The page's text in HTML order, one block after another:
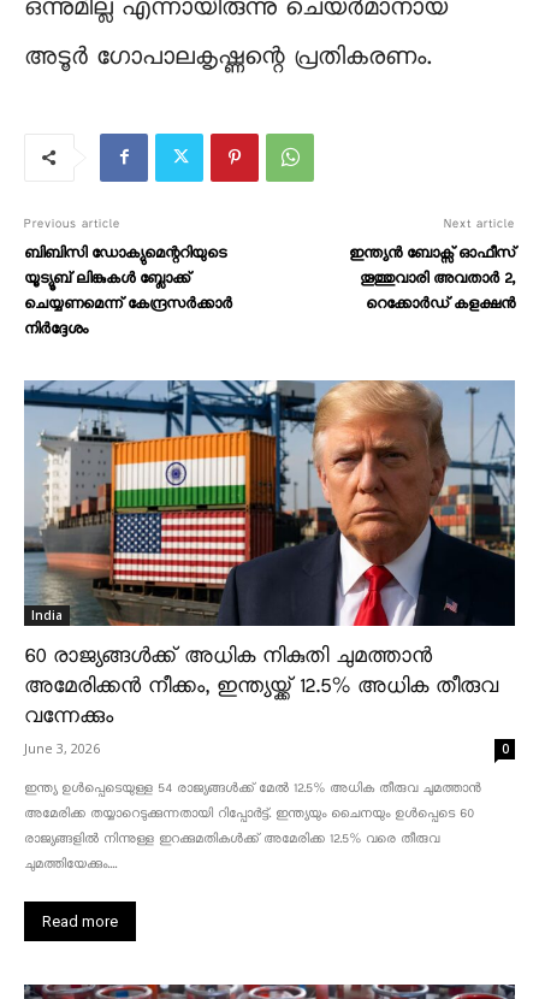
ഒന്നുമില്ല എന്നായിരുന്നു ചെയർമാനായ
അടൂർ ഗോപാലകൃഷ്ണന്റെ പ്രതികരണം.
Previous article
ബിബിസി ഡോക്യുമെന്ററിയുടെ
യൂട്യൂബ് ലിങ്കുകള്‍ ബ്ലോക്ക്
ചെയ്യണമെന്ന് കേന്ദ്രസര്‍ക്കാര്‍
നിർദ്ദേശം
Next article
ഇന്ത്യൻ ബോക്സ് ഓഫീസ്
തൂത്തുവാരി അവതാർ 2,
റെക്കോർഡ് കളക്ഷൻ
India
60 രാജ്യങ്ങൾക്ക് അധിക നികുതി ചുമത്താൻ
അമേരിക്കൻ നീക്കം, ഇന്ത്യയ്ക്ക് 12.5% അധിക തീരുവ
വന്നേക്കും
June 3, 2026 0
ഇന്ത്യ ഉൾപ്പെടെയുള്ള 54 രാജ്യങ്ങൾക്ക് മേൽ 12.5% അധിക തീരുവ ചുമത്താൻ
അമേരിക്ക തയ്യാറെടുക്കുന്നതായി റിപ്പോർട്ട്. ഇന്ത്യയും ചൈനയും ഉൾപ്പെടെ 60
രാജ്യങ്ങളിൽ നിന്നുള്ള ഇറക്കുമതികൾക്ക് അമേരിക്ക 12.5% ​​വരെ തീരുവ
ചുമത്തിയേക്കും....
Read more